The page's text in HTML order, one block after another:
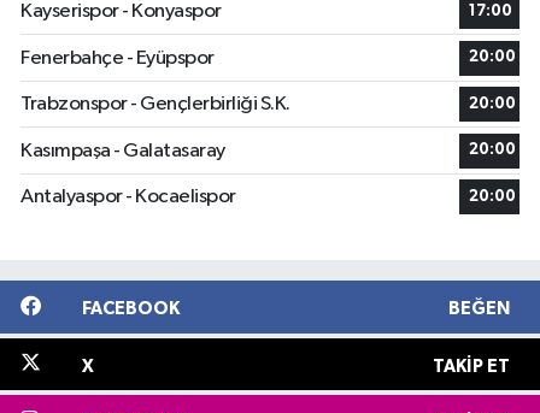
Kayserispor - Konyaspor
17:00
Fenerbahçe - Eyüpspor 20:00
Trabzonspor - Gençlerbirliği S.K. 20:00
Kasımpaşa - Galatasaray 20:00
Antalyaspor - Kocaelispor 20:00
FACEBOOK BEĞEN
X TAKIP ET